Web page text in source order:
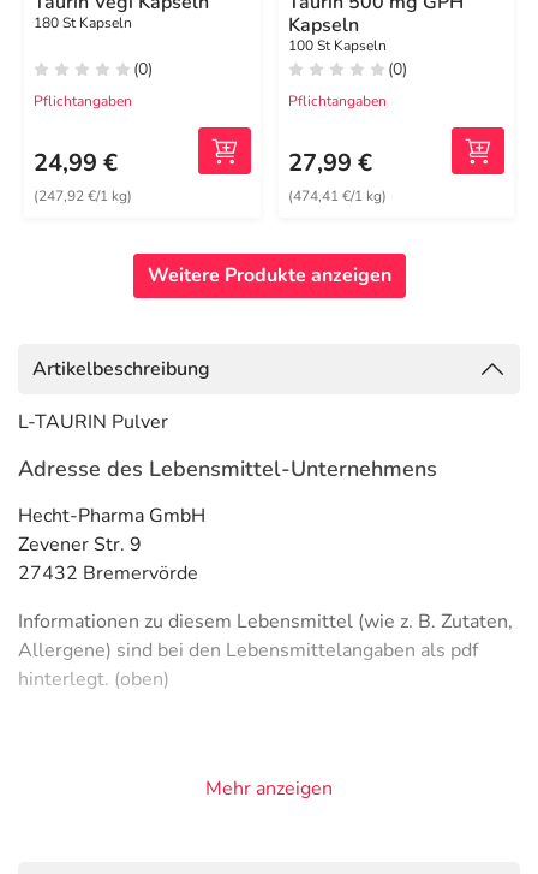
180 St Kapseln
(0)
Pflichtangaben
24,99 €
(247,92 €/1 kg)
Kapseln
100 St Kapseln
(0)
Pflichtangaben
27,99 €
(474,41 €/1 kg)
Weitere Produkte anzeigen
Artikelbeschreibung
L-TAURIN Pulver
Adresse des Lebensmittel-Unternehmens
Hecht-Pharma GmbH
Zevener Str. 9
27432 Bremervörde
Informationen zu diesem Lebensmittel (wie z. B. Zutaten,
Allergene) sind bei den Lebensmittelangaben als pdf
hinterlegt. (oben)
Mehr anzeigen